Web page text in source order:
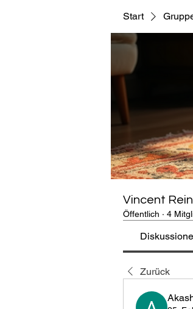
Start
Vincent
Öffentlich · 4
Zurück